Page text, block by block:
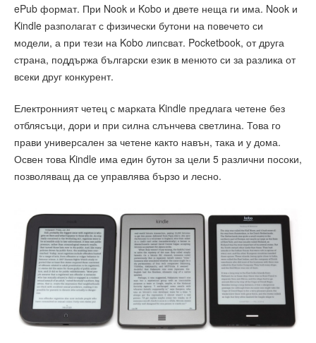
ePub формат. При Nook и Kobo и двете неща ги има. Nook и
Kindle разполагат с физически бутони на повечето си
модели, а при тези на Kobo липсват. Pocketbook, от друга
страна, поддържа български език в менюто си за разлика от
всеки друг конкурент.
Електронният четец с марката Kindle предлага четене без
отблясъци, дори и при силна слънчева светлина. Това го
прави универсален за четене както навън, така и у дома.
Освен това Kindle има един бутон за цели 5 различни посоки,
позволяващ да се управлява бързо и лесно.